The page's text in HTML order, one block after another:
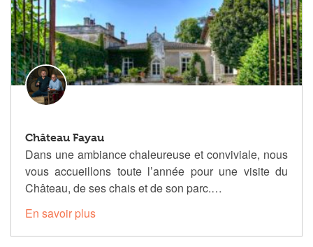
Château Fayau
Dans une ambiance chaleureuse et conviviale, nous
vous accueillons toute l’année pour une visite du
Château, de ses chais et de son parc.…
En savoir plus